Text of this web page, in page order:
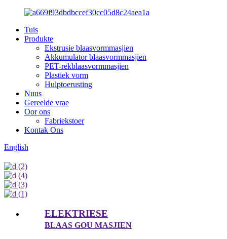
Tuis
Produkte
Ekstrusie blaasvormmasjien
Akkumulator blaasvormmasjien
PET-rekblaasvormmasjien
Plastiek vorm
Hulptoerusting
Nuus
Gereelde vrae
Oor ons
Fabriekstoer
Kontak Ons
English
ELEKTRIESE
BLAAS GOU MASJIEN